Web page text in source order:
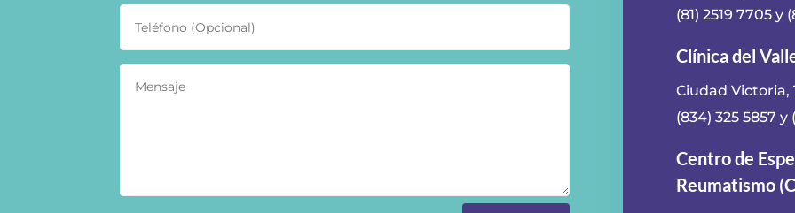
(81) 2519 7705y
Clínica del
Ciudad Victoria,
(834) 325 5857 y
Centro de
Reumatismo